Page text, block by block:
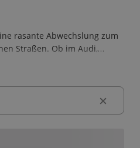
rasante Abwechslung zum
Straßen. Ob im Audi,
Fahrt auf dieser
Drehzahl in
Lass' lahme Gurken
pfeilschnellen km/h-